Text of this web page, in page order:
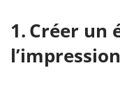
Créer un